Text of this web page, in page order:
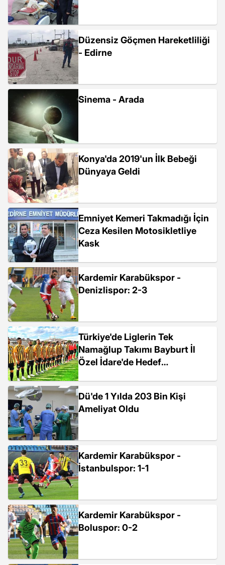
Düzensiz Göçmen Hareketliliği
- Edirne
Sinema - Arada
Konya'da 2019'un İlk Bebeği
Dünyaya Geldi
Emniyet Kemeri Takmadığı İçin
Ceza Kesilen Motosikletliye
Kask
Kardemir Karabükspor -
Denizlispor: 2-3
Türkiye'de Liglerin Tek
Namağlup Takımı Bayburt İl
Özel İdare'de Hedef
Dü'de 1 Yılda 203 Bin Kişi
Ameliyat Oldu
Kardemir Karabükspor -
İstanbulspor: 1-1
Kardemir Karabükspor -
Boluspor: 0-2